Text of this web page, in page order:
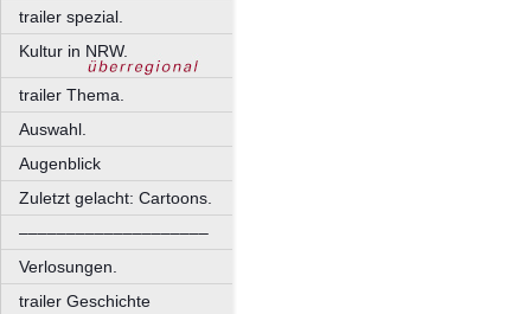
trailer spezial.
Kultur in NRW.
trailer Thema.
Auswahl.
Augenblick
Zuletzt gelacht: Cartoons.
––––––––––––––––––––
Verlosungen.
trailer Geschichte